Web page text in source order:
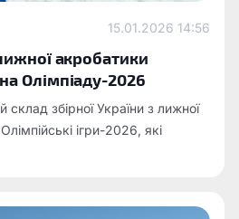
15.01.2026 14:56
акробатики
Олімпіаду-2026
склад збірної України з лижної
ігри-2026, які